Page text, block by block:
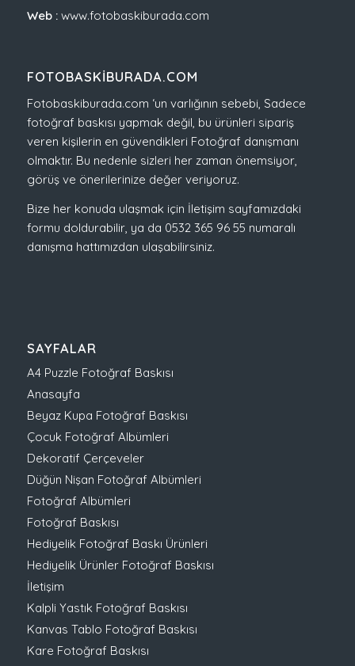
Web :www.fotobaskiburada.com
FOTOBASKIBURADA.COM
Fotobaskiburada.com ‘un varlığının sebebi, Sadece
fotoğraf baskısı yapmak değil, bu ürünleri sipariş
veren kişilerin en güvendikleri Fotoğraf danışmanı
olmaktır. Bu nedenle sizleri her zaman önemsiyor,
görüş ve önerilerinize değer veriyoruz.
Bize her konuda ulaşmak için İletişim sayfamızdaki
formu doldurabilir, ya da 0532 365 96 55 numaralı
danışma hattımızdan ulaşabilirsiniz.
SAYFALAR
A4 Puzzle Fotoğraf Baskısı
Anasayfa
Beyaz Kupa Fotoğraf Baskısı
Çocuk Fotoğraf Albümleri
Dekoratif Çerçeveler
Düğün Nişan Fotoğraf Albümleri
Fotoğraf Albümleri
Fotoğraf Baskısı
Hediyelik Fotoğraf Baskı Ürünleri
Hediyelik Ürünler Fotoğraf Baskısı
İletişim
Kalpli Yastık Fotoğraf Baskısı
Kanvas Tablo Fotoğraf Baskısı
Kare Fotoğraf Baskısı